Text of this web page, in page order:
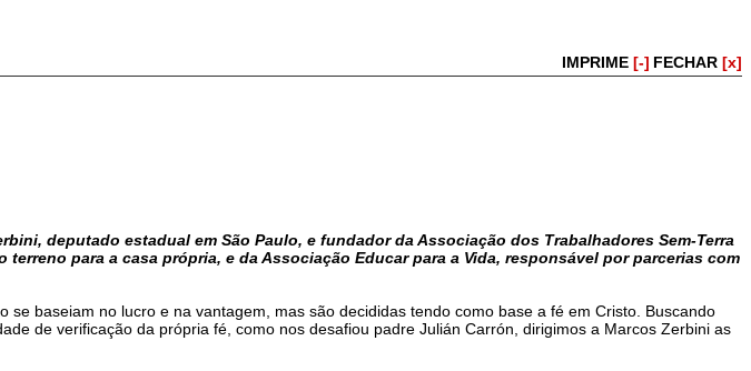
IMPRIME [-] FECHAR [x]
deputado estadual em São Paulo, e fundador da Associação dos Trabalhadores Sem-Terra
para a casa própria, e da Associação Educar para a Vida, responsável por parcerias com
baseiam no lucro e na vantagem, mas são decididas tendo como base a fé em Cristo. Buscando
de verificação da própria fé, como nos desafiou padre Julián Carrón, dirigimos a Marcos Zerbini as